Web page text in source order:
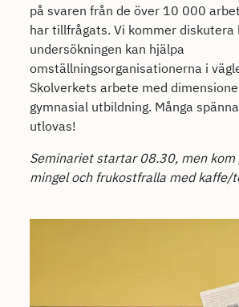
på svaren från de över 10 000
har tillfrågats. Vi kommer diskutera
undersökningen kan hjälpa
omställningsorganisationerna i
Skolverkets arbete med
gymnasial utbildning. Många
utlovas!
Seminariet startar 08.30, men
mingel och frukostfralla med kaffe/